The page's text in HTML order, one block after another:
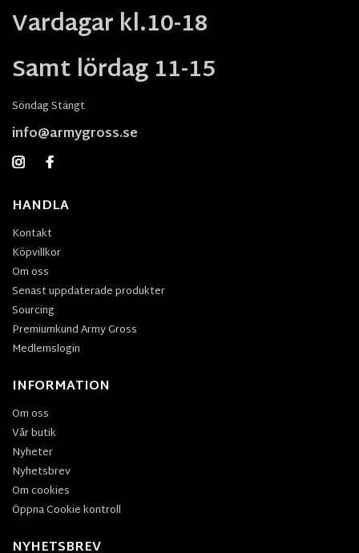
Vardagar kl.10-18
Samt lördag 11-15
Söndag Stängt
info@armygross.se
HANDLA
Kontakt
Köpvillkor
Om oss
Senast uppdaterade produkter
Sourcing
Premiumkund Army Gross
Medlemslogin
INFORMATION
Om oss
Vår butik
Nyheter
Nyhetsbrev
Om cookies
Öppna Cookie kontroll
NYHETSBREV